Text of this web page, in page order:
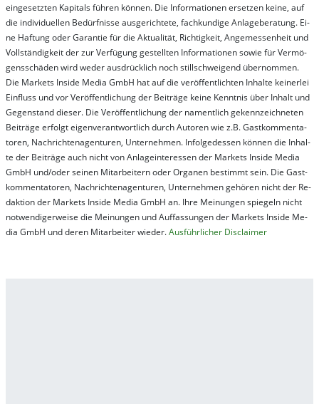
ein­ge­setz­ten Ka­pi­tals füh­ren kön­nen. Die In­for­ma­tion­en er­setz­en kei­ne, auf
die in­di­vi­du­el­len Be­dür­fnis­se aus­ge­rich­te­te, fach­kun­di­ge An­la­ge­be­ra­tung. Ei­
ne Haf­tung oder Ga­ran­tie für die Ak­tu­ali­tät, Rich­tig­keit, An­ge­mes­sen­heit und
Vol­lständ­ig­keit der zur Ver­fü­gung ge­stel­lt­en In­for­ma­tion­en so­wie für Ver­mö­
gens­schä­den wird we­der aus­drück­lich noch stil­lschwei­gend über­nom­men.
Die Mar­kets In­side Me­dia GmbH hat auf die ver­öf­fent­lich­ten In­hal­te kei­ner­lei
Ein­fluss und vor Ver­öf­fent­lich­ung der Bei­trä­ge kei­ne Ken­nt­nis über In­halt und
Ge­gen­stand die­ser. Die Ver­öf­fent­lich­ung der na­ment­lich ge­kenn­zeich­net­en
Bei­trä­ge er­folgt ei­gen­ver­ant­wort­lich durch Au­tor­en wie z.B. Gast­kom­men­ta­
tor­en, Nach­richt­en­ag­en­tur­en, Un­ter­neh­men. In­fol­ge­des­sen kön­nen die In­hal­
te der Bei­trä­ge auch nicht von An­la­ge­in­te­res­sen der Mar­kets In­side Me­dia
GmbH und/oder sei­nen Mit­ar­bei­tern oder Or­ga­nen be­stim­mt sein. Die Gast­
kom­men­ta­tor­en, Nach­rich­ten­ag­en­tur­en, Un­ter­neh­men ge­hör­en nicht der Re­
dak­tion der Mar­kets In­side Me­dia GmbH an. Ihre Mei­nung­en spie­geln nicht
not­wen­di­ger­wei­se die Mei­nung­en und Auf­fas­sung­en der Mar­kets In­side Me­
dia GmbH und de­ren Mit­ar­bei­ter wie­der.Aus­führ­lich­er Dis­clai­mer